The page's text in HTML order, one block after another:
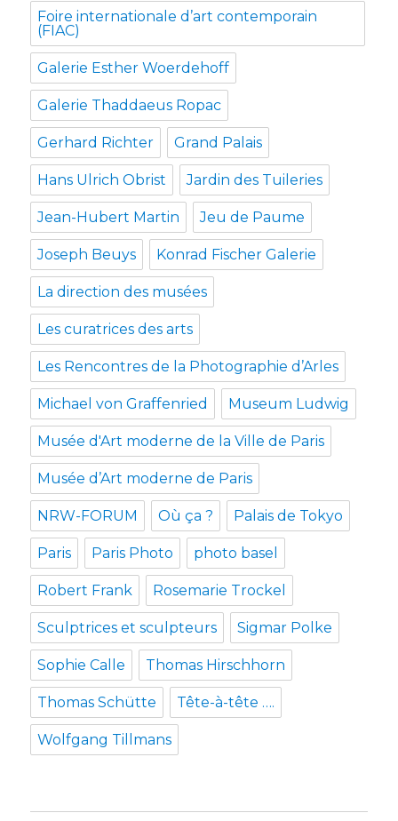
Foire internationale d’art contemporain
(FIAC)
Galerie Esther Woerdehoff
Galerie Thaddaeus Ropac
Gerhard Richter Grand Palais
Hans Ulrich Obrist Jardin des Tuileries
Jean-Hubert Martin Jeu de Paume
Joseph Beuys Konrad Fischer Galerie
La direction des musées
Les curatrices des arts
Les Rencontres de la Photographie d’Arles
Michael von Graffenried Museum Ludwig
Musée d'Art moderne de la Ville de Paris
Musée d’Art moderne de Paris
NRW-FORUM Où ça ? Palais de Tokyo
Paris Paris Photo photo basel
Robert Frank Rosemarie Trockel
Sculptrices et sculpteurs Sigmar Polke
Sophie Calle Thomas Hirschhorn
Thomas Schütte Tête-à-tête ….
Wolfgang Tillmans